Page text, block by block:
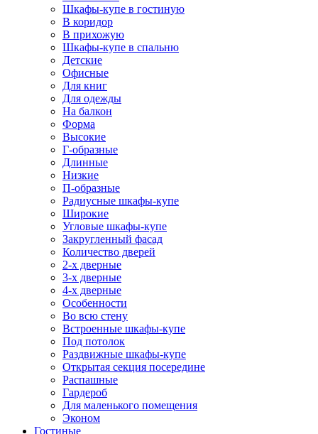
Шкафы-купе в гостиную
В коридор
В прихожую
Шкафы-купе в спальню
Детские
Офисные
Для книг
Для одежды
На балкон
Форма
Высокие
Г-образные
Длинные
Низкие
П-образные
Радиусные шкафы-купе
Широкие
Угловые шкафы-купе
Закругленный фасад
Количество дверей
2-х дверные
3-х дверные
4-х дверные
Особенности
Во всю стену
Встроенные шкафы-купе
Под потолок
Раздвижные шкафы-купе
Открытая секция посередине
Распашные
Гардероб
Для маленького помещения
Эконом
Гостиные